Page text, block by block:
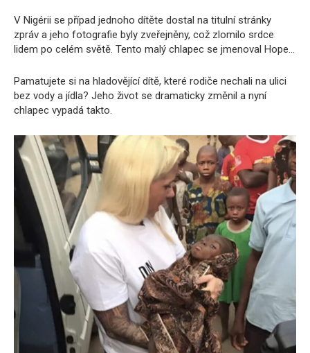
V Nigérii se případ jednoho dítěte dostal na titulní stránky
zpráv a jeho fotografie byly zveřejněny, což zlomilo srdce
lidem po celém světě. Tento malý chlapec se jmenoval Hope…
Pamatujete si na hladovějící dítě, které rodiče nechali na ulici
bez vody a jídla? Jeho život se dramaticky změnil a nyní
chlapec vypadá takto.